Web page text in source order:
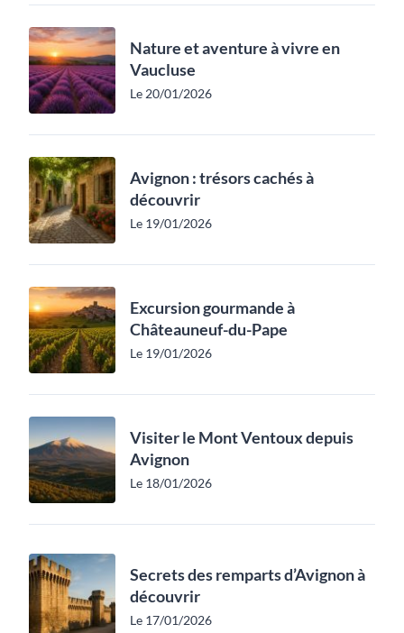
Nature et aventure à vivre en
Vaucluse
Le 20/01/2026
Avignon : trésors cachés à
découvrir
Le 19/01/2026
Excursion gourmande à
Châteauneuf-du-Pape
Le 19/01/2026
Visiter le Mont Ventoux depuis
Avignon
Le 18/01/2026
Secrets des remparts d’Avignon à
découvrir
Le 17/01/2026